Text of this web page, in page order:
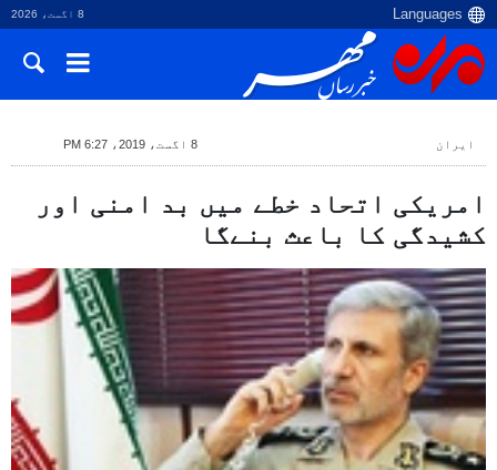
8 اگست، 2026
ایران 8 اگست، 2019، 6:27 PM
امریکی اتحاد خطے میں بد امنی اور
کشیدگی کا باعث بنےگا